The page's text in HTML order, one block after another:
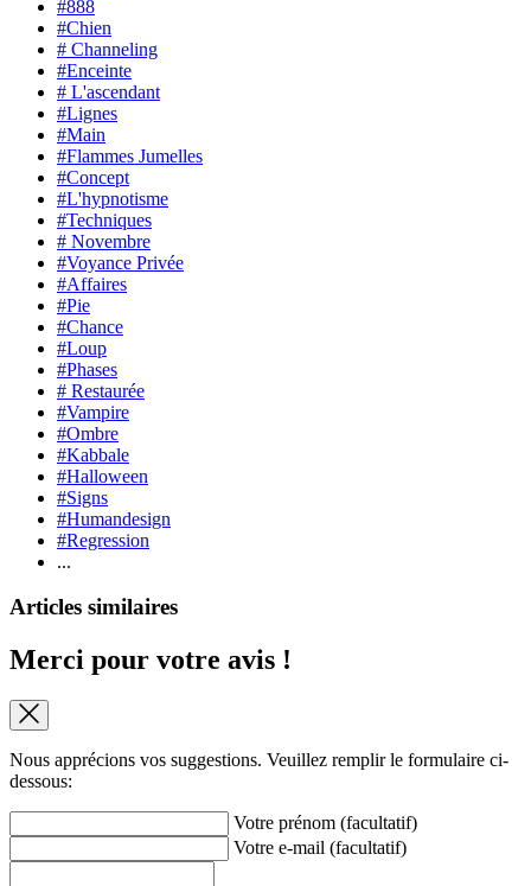
#888
#Chien
# Channeling
#Enceinte
# L'ascendant
#Lignes
#Main
#Flammes Jumelles
#Concept
#L'hypnotisme
#Techniques
# Novembre
#Voyance Privée
#Affaires
#Pie
#Chance
#Loup
#Phases
# Restaurée
#Vampire
#Ombre
#Kabbale
#Halloween
#Signs
#Humandesign
#Regression
...
Articles similaires
Merci pour votre avis !
Nous apprécions vos suggestions. Veuillez remplir le formulaire ci-
dessous:
Votre prénom (facultatif)
Votre e-mail (facultatif)